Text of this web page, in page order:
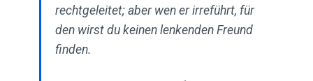
rechtgeleitet; aber wen er irreführt, für
den wirst du keinen lenkenden Freund
finden.